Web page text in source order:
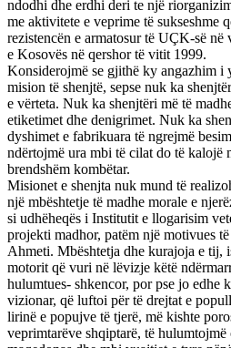
ndodhi dhe erdhi deri te një
me aktivitete e veprime të sukseshme
rezistencën e armatosur të UÇK-së
e Kosovës në qershor të vitit 1999.
Konsiderojmë se gjithë ky angazhim i
mision të shenjtë, sepse nuk ka
e vërteta. Nuk ka shenjtëri më të
etiketimet dhe denigrimet. Nuk ka
dyshimet e fabrikuara të ngrejmë
ndërtojmë ura mbi të cilat do të kalojë
brendshëm kombëtar.
Misionet e shenjta nuk mund të
një mbështetje të madhe morale e
si udhëheqës i Institutit e llogarisim
projekti madhor, patëm një motivues
Ahmeti. Mbështetja dhe kurajoja e tij,
motorit që vuri në lëvizje këtë
hulumtues- shkencor, por pse jo edhe
vizionar, që luftoi për të drejtat e
lirinë e popujve të tjerë, më kishte
veprimtarëve shqiptarë, të